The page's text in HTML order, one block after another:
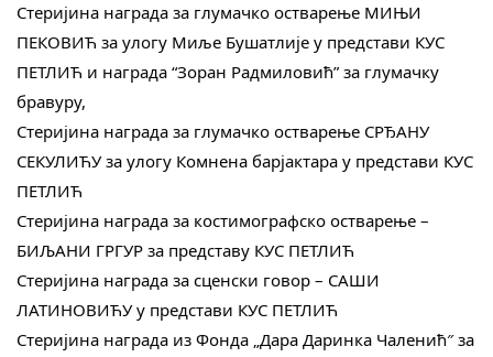
Стеријина награда за глумачко остварење МИЊИ
ПЕКОВИЋ за улогу Миље Бушатлије у представи КУС
ПЕТЛИЋ и награда “Зоран Радмиловић” за глумачку
бравуру,
Стеријина награда за глумачко остварење СРЂАНУ
СЕКУЛИЋУ за улогу Комнена барјактара у представи КУС
ПЕТЛИЋ
Стеријина награда за костимографско остварење –
БИЉАНИ ГРГУР за представу КУС ПЕТЛИЋ
Стеријина награда за сценски говор – САШИ
ЛАТИНОВИЋУ у представи КУС ПЕТЛИЋ
Стеријина награда из Фонда „Дара Даринка Чаленић″ за